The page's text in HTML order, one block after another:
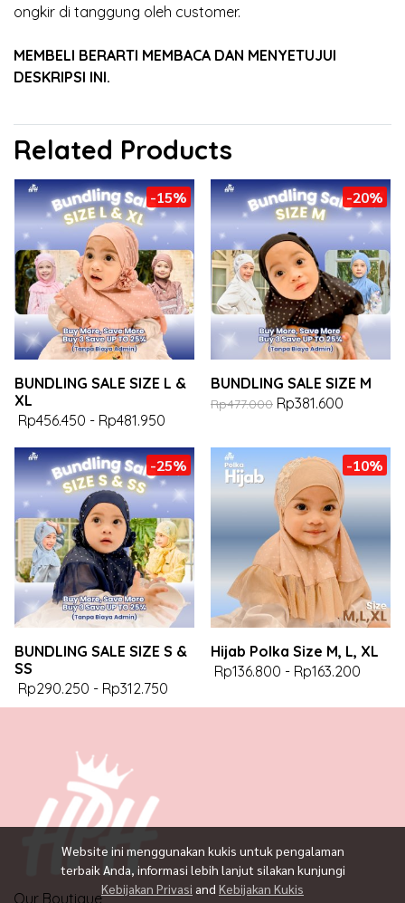
ongkir di tanggung oleh customer.
MEMBELI BERARTI MEMBACA DAN MENYETUJUI
DESKRIPSI INI.
Related Products
-15%
BUNDLING SALE SIZE L &
XL
Rp456.450 - Rp481.950
-20%
BUNDLING SALE SIZE M
Rp477.000 Rp381.600
-25%
BUNDLING SALE SIZE S &
SS
Rp290.250 - Rp312.750
-10%
Hijab Polka Size M, L, XL
Rp136.800 - Rp163.200
Website ini menggunakan kukis untuk pengalaman
terbaik Anda, informasi lebih lanjut silakan kunjungi
Kebijakan Privasi and Kebijakan Kukis
Our Boutique